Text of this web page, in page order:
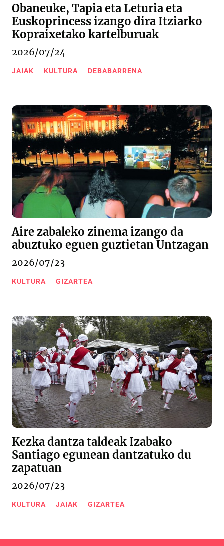
Obaneuke, Tapia eta Leturia eta
Euskoprincess izango dira Itziarko
Kopraixetako kartelburuak
2026/07/24
JAIAK KULTURA DEBABARRENA
Aire zabaleko zinema izango da
abuztuko eguen guztietan Untzagan
2026/07/23
KULTURA GIZARTEA
Kezka dantza taldeak Izabako
Santiago egunean dantzatuko du
zapatuan
2026/07/23
KULTURA JAIAK GIZARTEA